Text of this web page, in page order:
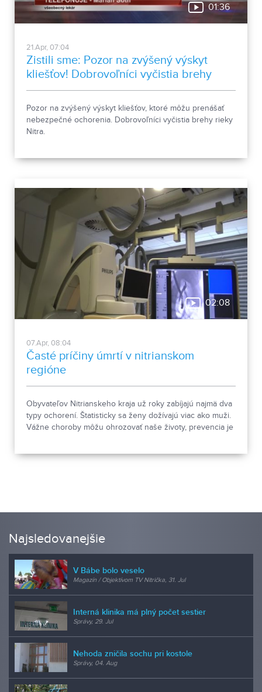
01:36
21.Apr, 07:04
Zistili sme: Pozor na zvýšený výskyt
kliešťov! Dobrovoľníci vyčistia brehy
rieky Nitra.
Pozor na zvýšený výskyt kliešťov, ktoré môžu prenášať
nebezpečné ochorenia. Dobrovoľníci vyčistia brehy rieky
Nitra.
02:08
07.Apr, 08:04
Časté príčiny úmrtí v nitrianskom
regióne
Obyvateľov Nitrianskeho kraja už roky zabíjajú najmä dva
typy ochorení. Štatisticky sa ženy dožívajú viac ako muži.
Vážne choroby môžu ohrozovať naše životy, prevencia je
Najsledovanejšie
V Bábe bolo veselo
Magazín / Objektívom TV Nitrička, 31. Jul
Interná klinika má plný počet sestier
Správy, 29. Jul
Nehoda zničila sochu pri kostole
Správy, 04. Aug